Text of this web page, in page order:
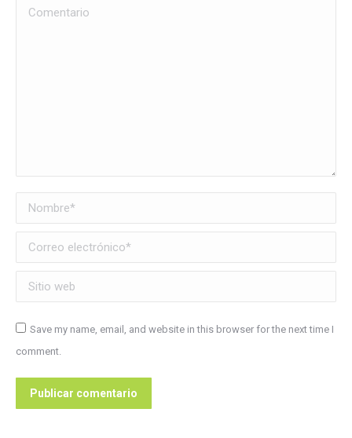
Comentario
Nombre *
Correo electrónico *
Sitio web
Save my name, email, and website in this browser for the next time I
comment.
Publicar comentario